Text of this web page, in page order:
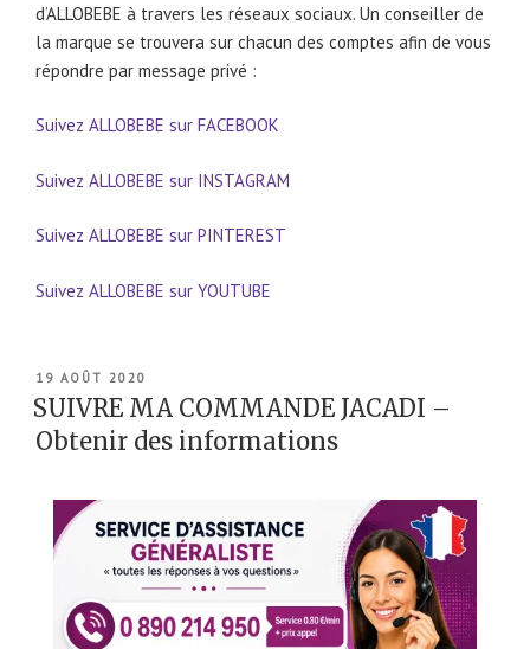
d’ALLOBEBE à travers les réseaux sociaux. Un conseiller de
la marque se trouvera sur chacun des comptes afin de vous
répondre par message privé :
Suivez ALLOBEBE sur FACEBOOK
Suivez ALLOBEBE sur INSTAGRAM
Suivez ALLOBEBE sur PINTEREST
Suivez ALLOBEBE sur YOUTUBE
PUBLIÉ
LE
19 AOÛT 2020
SUIVRE MA COMMANDE JACADI –
Obtenir des informations